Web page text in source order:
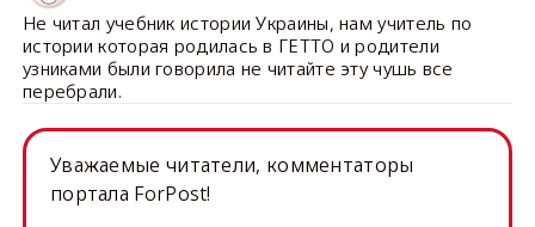
Не читал учебник истории Украины, нам учитель по
истории которая родилась в ГЕТТО и родители
узниками были говорила не читайте эту чушь все
перебрали.
Уважаемые читатели, комментаторы
портала ForPost!